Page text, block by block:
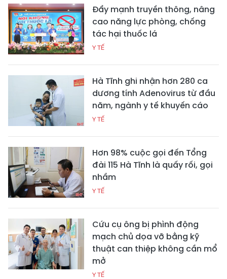
Đẩy mạnh truyền thông, nâng
cao năng lực phòng, chống
tác hại thuốc lá
Y TẾ
Hà Tĩnh ghi nhận hơn 280 ca
dương tính Adenovirus từ đầu
năm, ngành y tế khuyến cáo
Y TẾ
Hơn 98% cuộc gọi đến Tổng
đài 115 Hà Tĩnh là quấy rối, gọi
nhầm
Y TẾ
Cứu cụ ông bị phình động
mạch chủ dọa vỡ bằng kỹ
thuật can thiệp không cần mổ
mở
Y TẾ